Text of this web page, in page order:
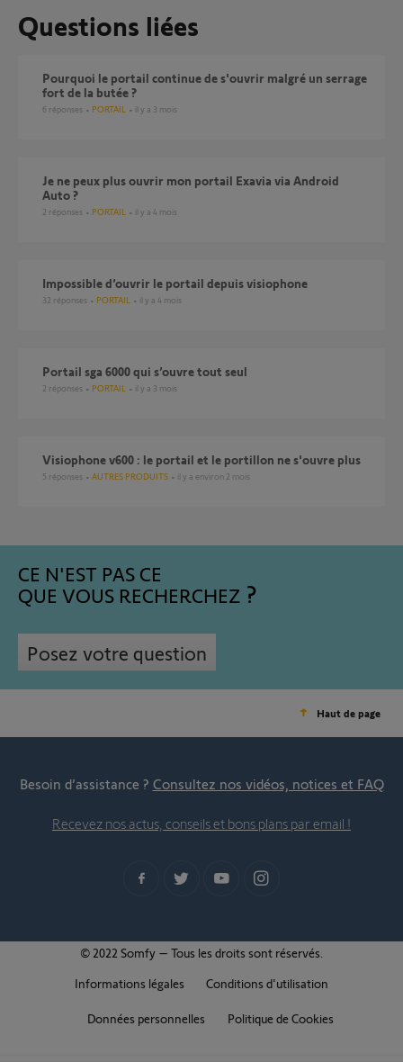
Questions liées
Pourquoi le portail continue de s'ouvrir malgré un serrage
fort de la butée ?
6 réponses PORTAIL il y a 3 mois
Je ne peux plus ouvrir mon portail Exavia via Android
Auto ?
2 réponses PORTAIL il y a 4 mois
Impossible d’ouvrir le portail depuis visiophone
32 réponses PORTAIL il y a 4 mois
portail sga 6000 qui s’ouvre tout seul
2 réponses PORTAIL il y a 3 mois
Visiophone v600 : le portail et le portillon ne s'ouvre plus
5 réponses AUTRES PRODUITS il y a environ 2 mois
CE N'EST PAS CE
QUE VOUS RECHERCHEZ
Posez votre question
Haut de page
Besoin d’assistance ? Consultez nos vidéos, notices et FAQ
Recevez nos actus, conseils et bons plans par email !
© 2022 Somfy – Tous les droits sont réservés.
Informations légales
Conditions d'utilisation
Données personnelles Politique de Cookies